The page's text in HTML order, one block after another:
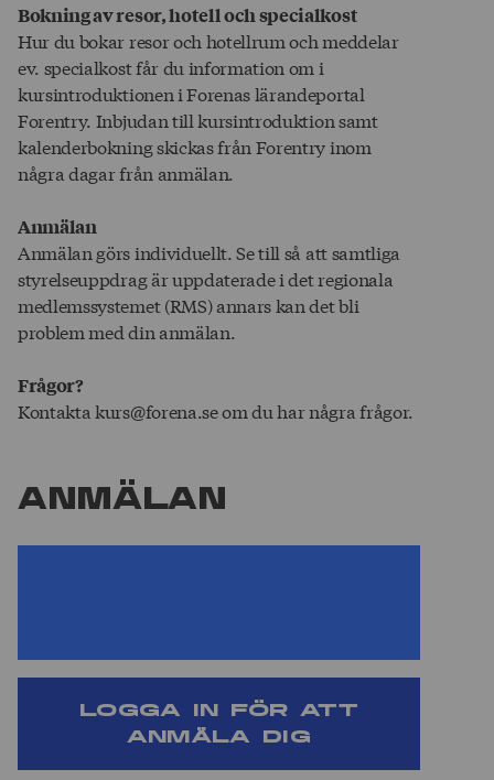
Bokning av resor, hotell och specialkost
Hur du bokar resor och hotellrum och meddelar
ev. specialkost får du information om i
kursintroduktionen i Forenas lärandeportal
Forentry. Inbjudan till kursintroduktion samt
kalenderbokning skickas från Forentry inom
några dagar från anmälan.
Anmälan
Anmälan görs individuellt. Se till så att samtliga
styrelseuppdrag är uppdaterade i det regionala
medlemssystemet (RMS) annars kan det bli
problem med din anmälan.
Frågor?
Kontakta kurs@forena.se om du har några frågor.
Anmälan
Logga in för att
anmäla dig